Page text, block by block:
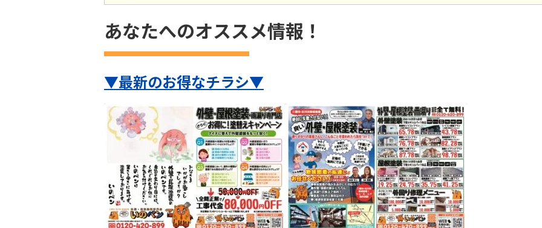
あなたへのオススメ情報！
▼最新のお得なチラシ▼